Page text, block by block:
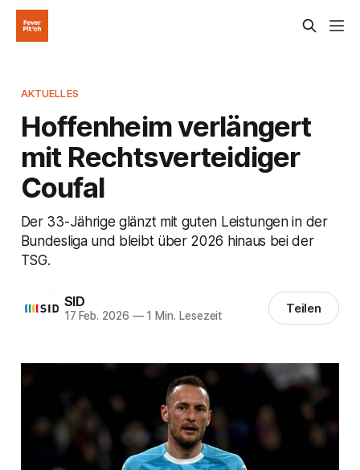
AKTUELLES
Hoffenheim verlängert
mit Rechtsverteidiger
Coufal
Der 33-Jährige glänzt mit guten Leistungen in der
Bundesliga und bleibt über 2026 hinaus bei der
TSG.
SID
17 Feb. 2026 —1 Min. Lesezeit Teilen